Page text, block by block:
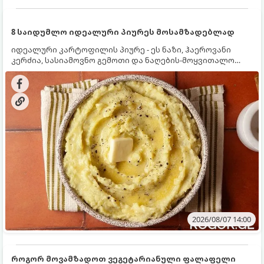
8 საიდუმლო იდეალური პიურეს მოსამზადებლად
იდეალური კარტოფილის პიურე - ეს ნაზი, ჰაეროვანი
კერძია, სასიამოვნო გემოთი და ნაღების-მოყვითალო
ფერით. მისი მომზადება ძალიან მარტივია, მაგრამ
არსებობს რამდენიმე საიდუმლო, რომლებიც უნდა
იცოდეთ, რომ პიურე იდეალურად გემრიელი გამოვიდეს.
2026/08/07 14:00
როგორ მოვამზადოთ ვეგეტარიანული ფალაფელი